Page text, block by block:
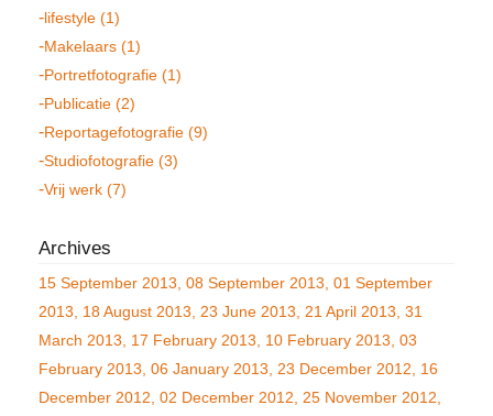
lifestyle (1)
Makelaars (1)
Portretfotografie (1)
Publicatie (2)
Reportagefotografie (9)
Studiofotografie (3)
Vrij werk (7)
15 September 2013 08 September 2013 01 September
2013
18 August 2013 23 June 2013 21 April 2013 31
March 2013
17 February 2013 10 February 2013 03
February 2013 06 January 2013 23 December 2012
16
December 2012 02 December 2012 25 November 2012